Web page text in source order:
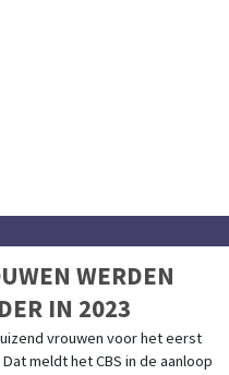
WERDEN
IN 2023
vrouwen voor het eerst
meldt het CBS in de aanloop